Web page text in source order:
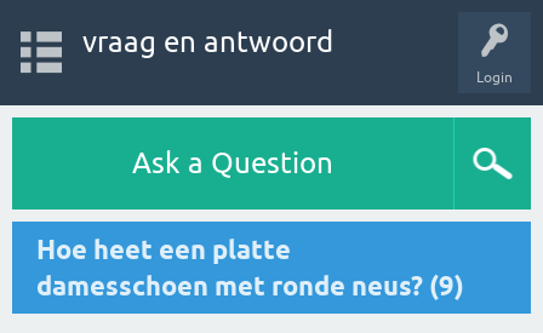
Login
vraag en antwoord
Ask a Question
Hoe heet een platte
damesschoen met ronde neus? (9)